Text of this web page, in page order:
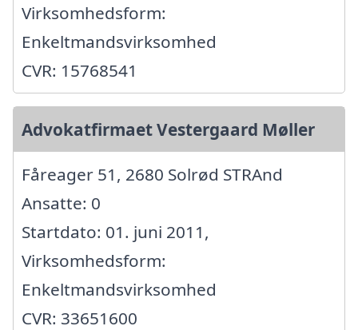
Virksomhedsform:
Enkeltmandsvirksomhed
CVR: 15768541
Advokatfirmaet Vestergaard Møller
Fåreager 51, 2680 Solrød STRAnd
Ansatte: 0
Startdato: 01. juni 2011,
Virksomhedsform:
Enkeltmandsvirksomhed
CVR: 33651600